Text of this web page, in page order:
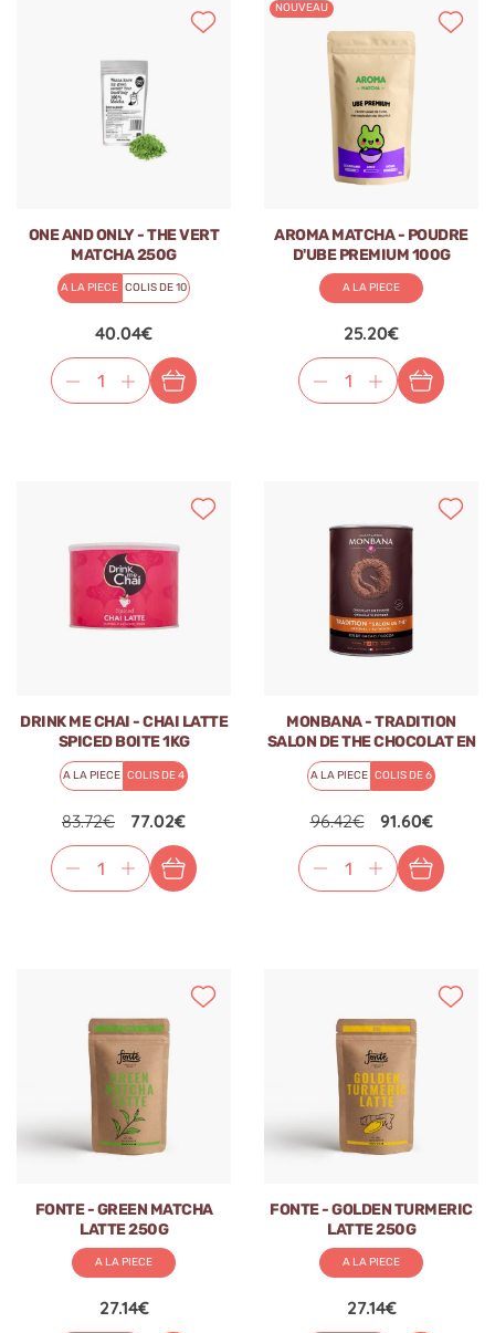
ONE AND ONLY - THE VERT
MATCHA 250G
A LA PIECE COLIS DE 10
40.04€
NOUVEAU
AROMA MATCHA - POUDRE
D'UBE PREMIUM 100G
A LA PIECE
25.20€
DRINK ME CHAI - CHAI LATTE
SPICED BOITE 1KG
A LA PIECE COLIS DE 4
83.72€ 77.02€
MONBANA - TRADITION
SALON DE THE CHOCOLAT EN
POUDRE 32% CACAO 1KG
A LA PIECE COLIS DE 6
96.42€ 91.60€
FONTE - GREEN MATCHA
LATTE 250G
A LA PIECE
27.14€
FONTE - GOLDEN TURMERIC
LATTE 250G
A LA PIECE
27.14€